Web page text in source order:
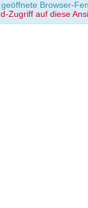
Browser-
Zugriff auf diese